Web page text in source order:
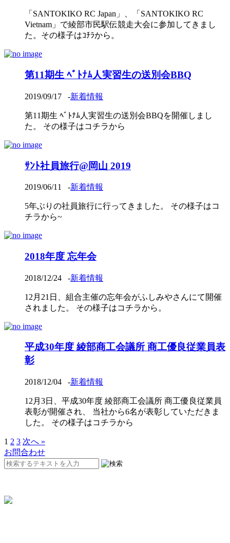
「SANTOKIKO RC Japan」、「SANTOKIKO RC
Vietnam」で綾部市民駅伝競走大会に参加してきまし
た。その様子はｺﾁﾗから。
第11期生 ﾍﾞﾄﾅﾑ人実習生の送別会BBQ
2019/09/17 -新着情報
第11期生 ﾍﾞﾄﾅﾑ人実習生の送別会BBQを開催しまし
た。 その様子はコチラから
ｻﾝﾄ社員旅行@岡山 2019
2019/06/11 -新着情報
5年ぶりの社員旅行に行ってきました。 その様子はコ
チラから~
2018年度 忘年会
2018/12/24 -新着情報
12月21日、組合主催の忘年会がふしみやさんにて開催
されました。 その様子はコチラから。
平成30年度 綾部商工会議所 商工優良従業員表
彰
2018/12/04 -新着情報
12月3日、平成30年度 綾部商工会議所 商工優良従業員
表彰が開催され、 当社から6名が表彰していただきま
した。 その様子はコチラから
1 2 3 次へ »
お問合わせ